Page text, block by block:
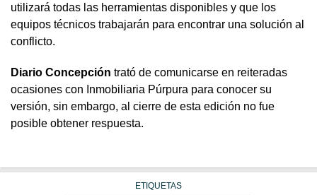
utilizará todas las herramientas disponibles y que los
equipos técnicos trabajarán para encontrar una solución al
conflicto.
Diario Concepción trató de comunicarse en reiteradas
ocasiones con Inmobiliaria Púrpura para conocer su
versión, sin embargo, al cierre de esta edición no fue
posible obtener respuesta.
ETIQUETAS